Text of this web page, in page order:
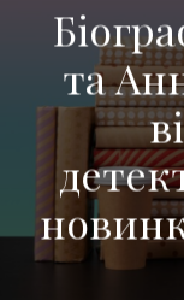
та